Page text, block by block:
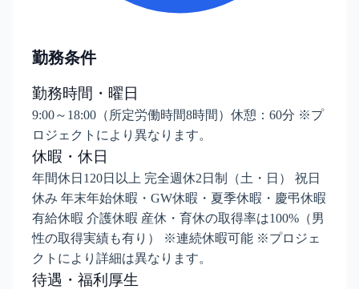
勤務条件
勤務時間・曜日
9:00～18:00（所定労働時間8時間）休憩：60分 ※プ
ロジェクトにより異なります。
休暇・休日
年間休日120日以上 完全週休2日制（土・日） 祝日
休み 年末年始休暇・GW休暇・夏季休暇・慶弔休暇
有給休暇 介護休暇 産休・育休の取得率は100%（男
性の取得実績も有り） ※連続休暇可能 ※プロジェ
クトにより詳細は異なります。
待遇・福利厚生